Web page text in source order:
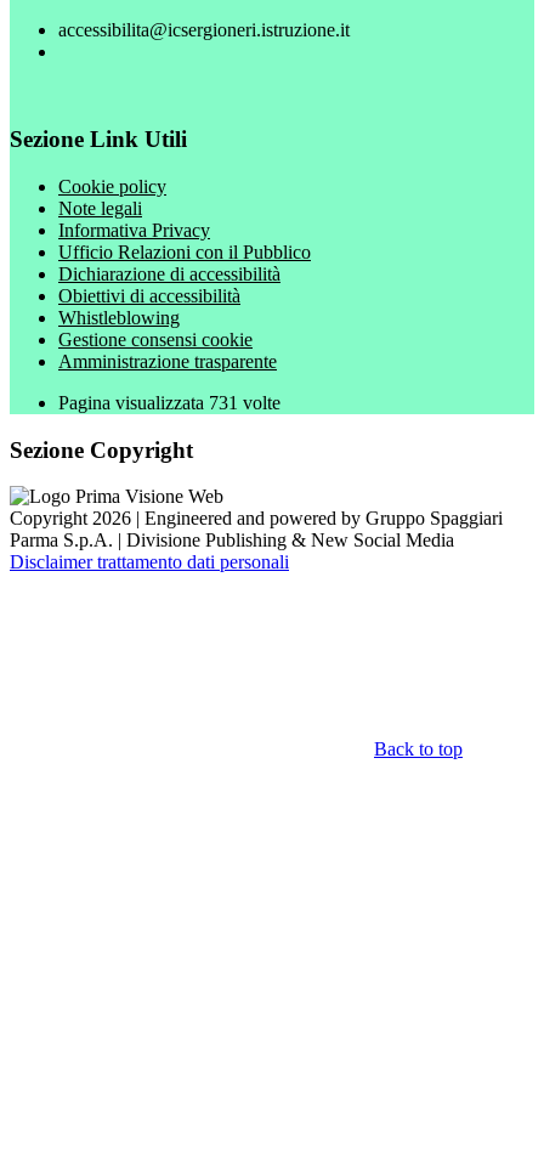
accessibilita@icsergioneri.istruzione.it
Sezione Link Utili
Cookie policy
Note legali
Informativa Privacy
Ufficio Relazioni con il Pubblico
Dichiarazione di accessibilità
Obiettivi di accessibilità
Whistleblowing
Gestione consensi cookie
Amministrazione trasparente
Pagina visualizzata 731 volte
Sezione Copyright
Copyright 2026 | Engineered and powered by Gruppo Spaggiari
Parma S.p.A. | Divisione Publishing & New Social Media
Disclaimer trattamento dati personali
Back to top